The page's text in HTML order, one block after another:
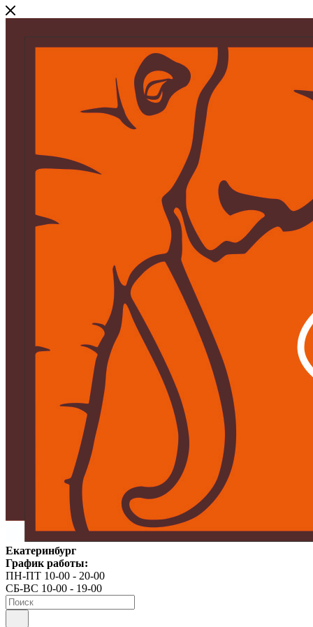
Екатеринбург
График работы:
ПН-ПТ 10-00 - 20-00
СБ-ВС 10-00 - 19-00